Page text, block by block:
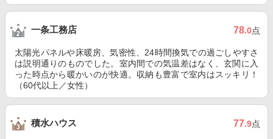
一条工務店 78.0点
太陽光パネルや床暖房、気密性、24時間換気での過ごしやすさ
は説明通りのものでした。室内間での気温差はなく、玄関に入
った時点から暖かいのが快適。収納も豊富で室内はスッキリ！
（60代以上／女性）
積水ハウス 77.9点